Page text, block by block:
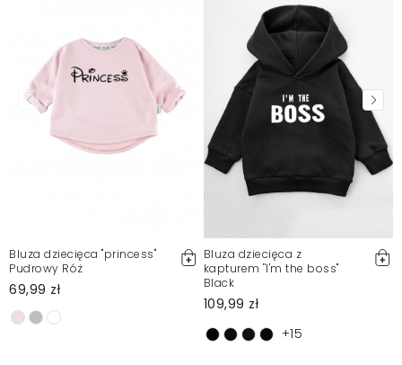
Klientów. Po moderacji publikujemy zarówno pozytywne, jak i
negatywne opinie. Więcej informacji znajdziesz w naszym
Regulaminie.
Zgłoś nielegalną treść
Bluza dziecięca "princess"
Pudrowy Róż
69,99 zł
Bluza dziecięca z
kapturem ''I'm the boss"
Black
109,99 zł
+15